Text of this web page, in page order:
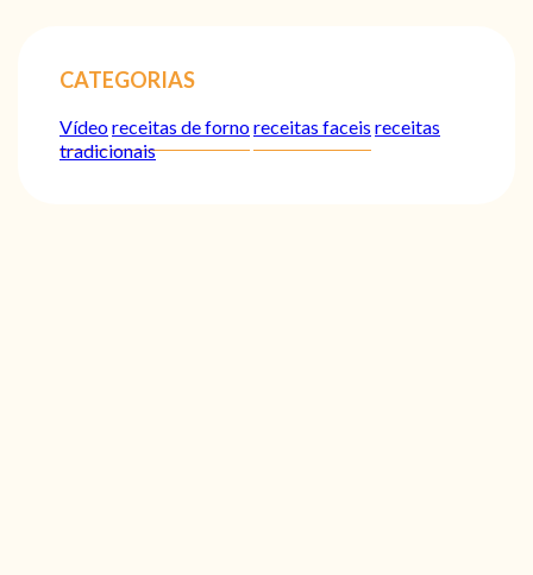
CATEGORIAS
Vídeoreceitas de fornoreceitas faceis receitas
tradicionais